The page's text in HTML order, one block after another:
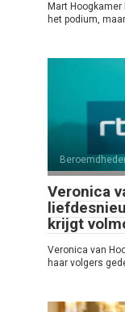
Mart
het podium,
Veronica
krijgt
Veronica van
haar volgers